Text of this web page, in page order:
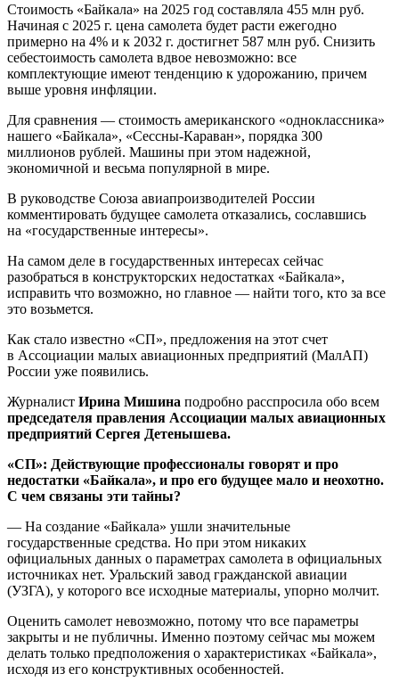
Стоимость «Байкала» на 2025 год составляла 455 млн руб.
Начиная с 2025 г. цена самолета будет расти ежегодно
примерно на 4% и к 2032 г. достигнет 587 млн руб. Снизить
себестоимость самолета вдвое невозможно: все
комплектующие имеют тенденцию к удорожанию, причем
выше уровня инфляции.
Для сравнения — стоимость американского «одноклассника»
нашего «Байкала», «Сессны-Караван», порядка 300
миллионов рублей. Машины при этом надежной,
экономичной и весьма популярной в мире.
В руководстве Союза авиапроизводителей России
комментировать будущее самолета отказались, сославшись
на «государственные интересы».
На самом деле в государственных интересах сейчас
разобраться в конструкторских недостатках «Байкала»,
исправить что возможно, но главное — найти того, кто за все
это возьмется.
Как стало известно «СП», предложения на этот счет
в Ассоциации малых авиационных предприятий (МалАП)
России уже появились.
Журналист Ирина Мишина подробно расспросила обо всем
председателя правления Ассоциации малых авиационных
предприятий Сергея Детенышева.
«СП»: Действующие профессионалы говорят и про
недостатки «Байкала», и про его будущее мало и неохотно.
С чем связаны эти тайны?
— На создание «Байкала» ушли значительные
государственные средства. Но при этом никаких
официальных данных о параметрах самолета в официальных
источниках нет. Уральский завод гражданской авиации
(УЗГА), у которого все исходные материалы, упорно молчит.
Оценить самолет невозможно, потому что все параметры
закрыты и не публичны. Именно поэтому сейчас мы можем
делать только предположения о характеристиках «Байкала»,
исходя из его конструктивных особенностей.